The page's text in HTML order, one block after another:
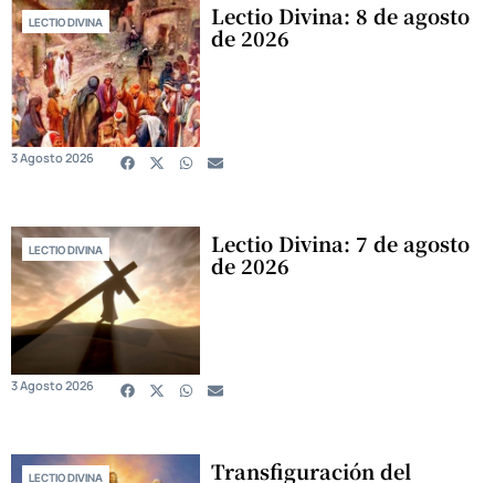
LECTIO DIVINA Lectio Divina: 8 de agosto
de 2026
3 Agosto 2026
LECTIO DIVINA Lectio Divina: 7 de agosto
de 2026
3 Agosto 2026
LECTIO DIVINA Transfiguración del